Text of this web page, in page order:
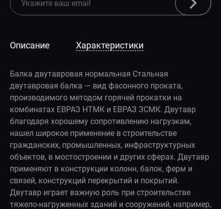
Описание Характеристики
Балка двутавровая нормальная Стальная
двутавровая балка — вид фасонного проката,
производимого методом горячей прокатки на
комбинатах ЕВРАЗ НТМК и ЕВРАЗ ЗСМК. Двутавр
благодаря хорошему сопротивлению нагрузкам,
нашел широкое применение в строительстве
гражданских, промышленных, инфраструктурных
объектов, в мостостроении и других сферах. Двутавр
применяют в конструкции колонн, балок, ферм и
связей, конструкций перекрытий и покрытий.
Двутавр играет важную роль при строительстве
тяжело-нагруженных зданий и сооружений, например,